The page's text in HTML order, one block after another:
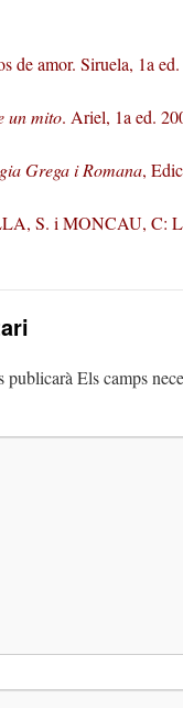
amor. Siruela, 1a
un mito. Ariel, 1a ed.
Grega i Romana,
S. i MONCAU, C:
publicarà Els camps